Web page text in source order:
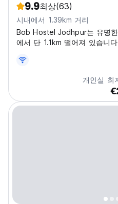
9.9최상(63)
시내에서 1.39km 거리
Bob Hostel Jodhpur는 유명
에서 단 1.1km 떨어져 있습니
개인실 최